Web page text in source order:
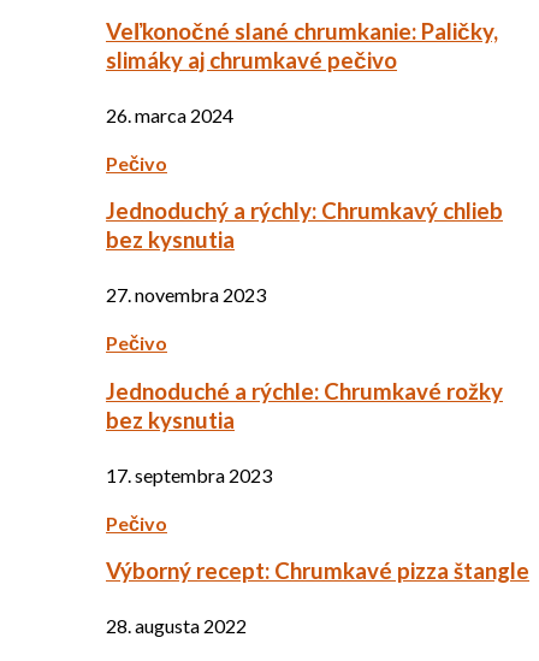
Veľkonočné slané chrumkanie: Paličky,
slimáky aj chrumkavé pečivo
26. marca 2024
Pečivo
Jednoduchý a rýchly: Chrumkavý chlieb
bez kysnutia
27. novembra 2023
Pečivo
Jednoduché a rýchle: Chrumkavé rožky
bez kysnutia
17. septembra 2023
Pečivo
Výborný recept: Chrumkavé pizza štangle
28. augusta 2022